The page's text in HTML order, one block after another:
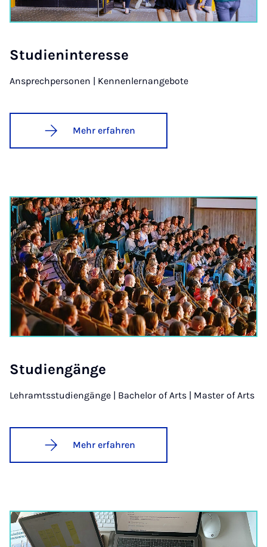
Stu­dien­in­ter­es­se
Ansprechpersonen | Kennenlernangebote
Mehr erfahren
Stu­dien­gän­ge
Lehramtsstudiengänge | Bachelor of Arts | Master of Arts
Mehr erfahren